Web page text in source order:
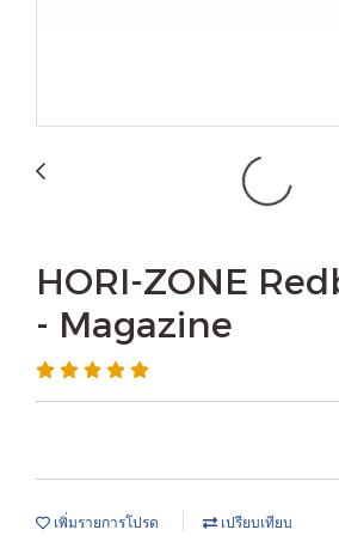
HORI-ZONE
- Magazine
เพิ่มรายการโปรด เปรียบเทียบ